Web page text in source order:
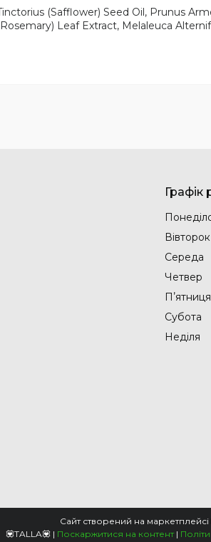
(Safflower) Seed Oil, Prunus
Leaf Extract, Melaleuca
Графік
Вівторок
Середа
Четвер
Пʼятниця
Субота
Неділя
Сайт створений на маркетплейсі
💟TALLA💟 | Поскаржитися на контент |